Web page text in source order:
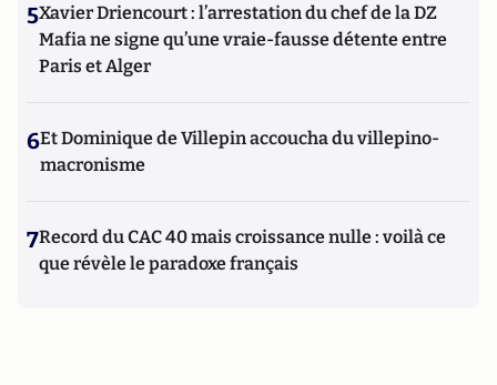
5Xavier Driencourt : l’arrestation du chef de la DZ
Mafia ne signe qu’une vraie-fausse détente entre
Paris et Alger
6Et Dominique de Villepin accoucha du villepino-
macronisme
7Record du CAC 40 mais croissance nulle : voilà ce
que révèle le paradoxe français